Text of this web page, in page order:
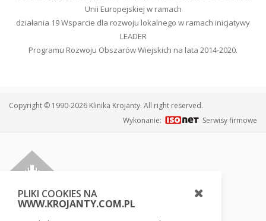
Unii Europejskiej w ramach
działania 19 Wsparcie dla rozwoju lokalnego w ramach inicjatywy
LEADER
Programu Rozwoju Obszarów Wiejskich na lata 2014-2020.
Copyright © 1990-2026 Klinika Krojanty. All right reserved.
Wykonanie:
Serwisy firmowe
PLIKI COOKIES NA
WWW.KROJANTY.COM.PL